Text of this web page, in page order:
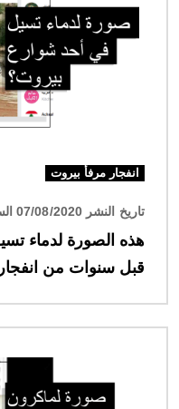
انفجار مرفأ بيروت
تاريخ النشر 07/08/2020 الساعة 11:56
هذه الصورة لدماء
قبل سنوات من